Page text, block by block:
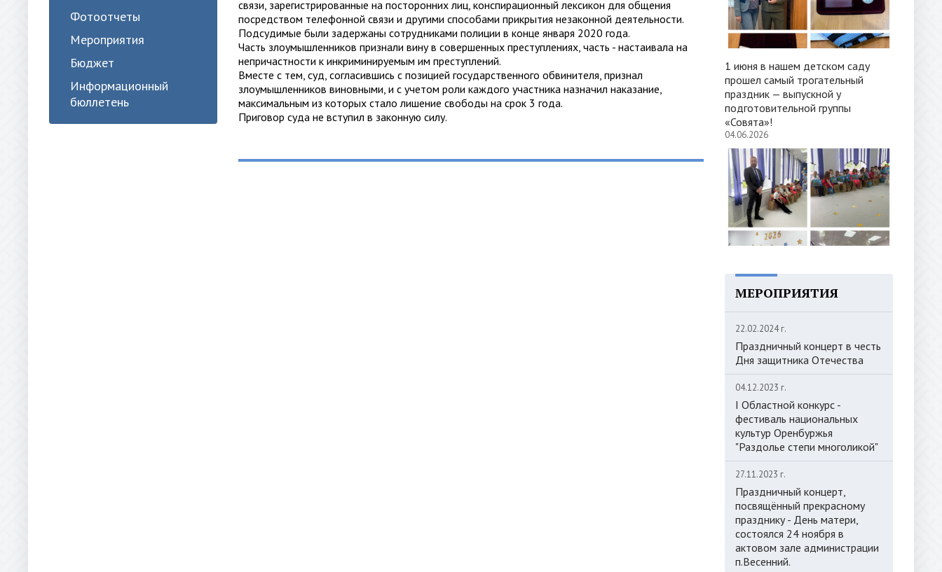
Фотоотчеты
Мероприятия
Бюджет
Информационный
бюллетень
связи, зарегистрированные на посторонних лиц, конспирационный лексикон для общения
посредством телефонной связи и другими способами прикрытия незаконной деятельности.
Подсудимые были задержаны сотрудниками полиции в конце января 2020 года.
Часть злоумышленников признали вину в совершенных преступлениях, часть - настаивала на
непричастности к инкриминируемым им преступлений.
Вместе с тем, суд, согласившись с позицией государственного обвинителя, признал
злоумышленников виновными, и с учетом роли каждого участника назначил наказание,
максимальным из которых стало лишение свободы на срок 3 года.
Приговор суда не вступил в законную силу.
1 июня в нашем детском саду
прошел самый трогательный
праздник — выпускной у
подготовительной группы
«Совята»!
04.06.2026
МЕРОПРИЯТИЯ
22.02.2024 г.
Праздничный концерт в честь
Дня защитника Отечества
04.12.2023 г.
I Областной конкурс -
фестиваль национальных
культур Оренбуржья
"Раздолье степи многоликой"
27.11.2023 г.
Праздничный концерт,
посвящённый прекрасному
празднику - День матери,
состоялся 24 ноября в
актовом зале администрации
п.Весенний.